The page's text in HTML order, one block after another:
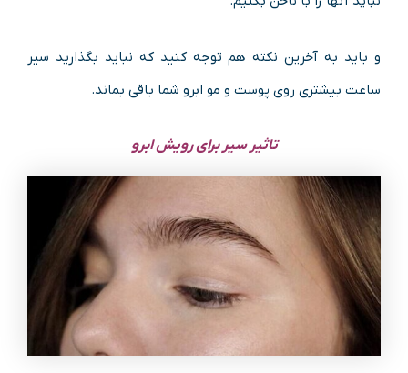
و باید به آخرین نکته هم توجه کنید که نباید بگذارید سیر
ساعت بیشتری روی پوست و مو ابرو شما باقی بماند.
تاثیر سیر برای رویش ابرو